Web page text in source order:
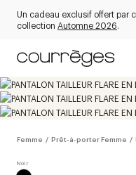
Un cadeau exclusif offert par
collection Automne 2026.
Femme / Prêt-à-porter Femme /